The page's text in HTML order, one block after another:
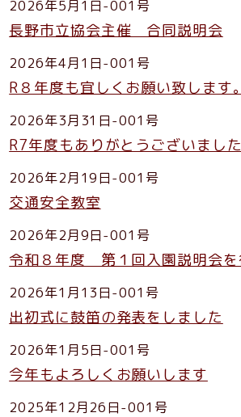
2026年5月1日-001号
長野市立協会主催 合同説明会
2026年4月1日-001号
R８年度も宜しくお願い致します。
2026年3月31日-001号
R7年度もありがとうございました
2026年2月19日-001号
交通安全教室
2026年2月9日-001号
令和８年度 第１回入園説明会を
2026年1月13日-001号
出初式に鼓笛の発表をしました
2026年1月5日-001号
今年もよろしくお願いします
2025年12月26日-001号